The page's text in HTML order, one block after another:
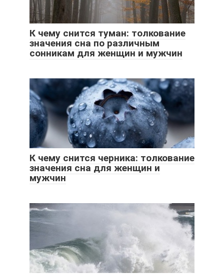
К чему снится туман: толкование
значения сна по различным
сонникам для женщин и мужчин
К чему снится черника: толкование
значения сна для женщин и
мужчин